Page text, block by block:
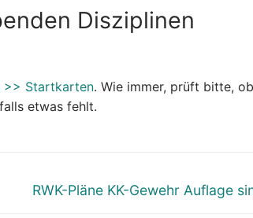
Disziplinen
>> Startkarten. Wie immer, prüft bitte,
etwas fehlt.
Nächster
RWK-Pläne KK-Gewehr Auflage